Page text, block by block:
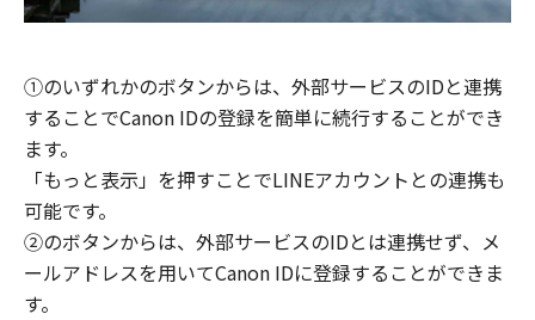
①のいずれかのボタンからは、外部サービスのIDと連携
することでCanon IDの登録を簡単に続行することができ
ます。
「もっと表示」を押すことでLINEアカウントとの連携も
可能です。
②のボタンからは、外部サービスのIDとは連携せず、メ
ールアドレスを用いてCanon IDに登録することができま
す。